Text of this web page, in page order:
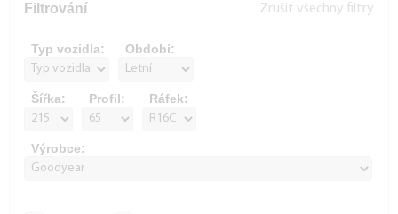
Filtrování Zrušit všechny filtry
Typ vozidla: Období:
Šířka: Profil: Ráfek:
Výrobce: